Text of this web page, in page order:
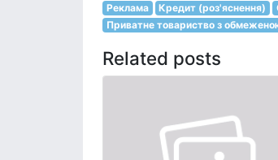
Реклама Кредит (роз'яснення)
Приватне товариство з
Related posts